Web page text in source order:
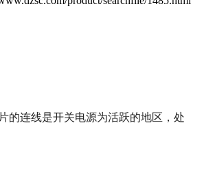
的连线是开关电源为活跃的地区，处